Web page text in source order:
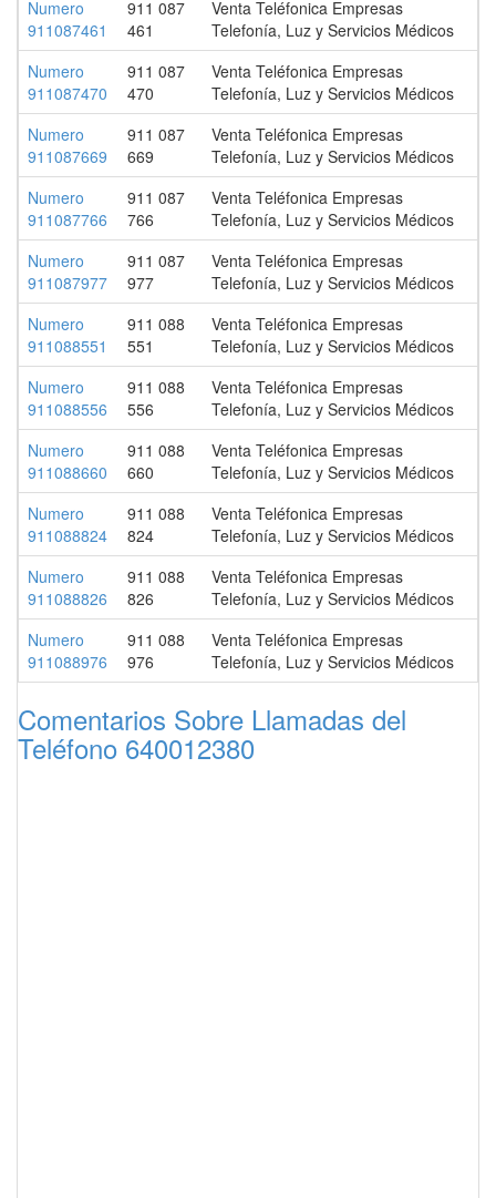
Numero
911087461
911 087
461
Venta Teléfonica Empresas
Telefonía, Luz y Servicios Médicos
Numero
911087470
911 087
470
Venta Teléfonica Empresas
Telefonía, Luz y Servicios Médicos
Numero
911087669
911 087
669
Venta Teléfonica Empresas
Telefonía, Luz y Servicios Médicos
Numero
911087766
911 087
766
Venta Teléfonica Empresas
Telefonía, Luz y Servicios Médicos
Numero
911087977
911 087
977
Venta Teléfonica Empresas
Telefonía, Luz y Servicios Médicos
Numero
911088551
911 088
551
Venta Teléfonica Empresas
Telefonía, Luz y Servicios Médicos
Numero
911088556
911 088
556
Venta Teléfonica Empresas
Telefonía, Luz y Servicios Médicos
Numero
911088660
911 088
660
Venta Teléfonica Empresas
Telefonía, Luz y Servicios Médicos
Numero
911088824
911 088
824
Venta Teléfonica Empresas
Telefonía, Luz y Servicios Médicos
Numero
911088826
911 088
826
Venta Teléfonica Empresas
Telefonía, Luz y Servicios Médicos
Numero
911088976
911 088
976
Venta Teléfonica Empresas
Telefonía, Luz y Servicios Médicos
Comentarios Sobre Llamadas del
Teléfono 640012380